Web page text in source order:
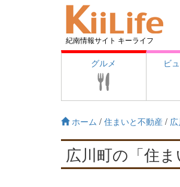
紀南情報サイト キーライフ
グルメ ビ
ホーム / 住まいと不動産 /
広川町の「住ま